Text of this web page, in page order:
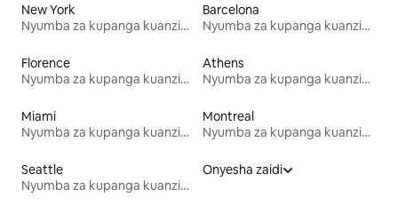
New York
Nyumba za kupanga kuanzia mwezi mmoja
Barcelona
Nyumba za kupanga kuanzia mwezi mmoja
Florence
Nyumba za kupanga kuanzia mwezi mmoja
Athens
Nyumba za kupanga kuanzia mwezi mmoja
Miami
Nyumba za kupanga kuanzia mwezi mmoja
Montreal
Nyumba za kupanga kuanzia mwezi mmoja
Seattle
Nyumba za kupanga kuanzia mwezi mmoja
Onyesha zaidi